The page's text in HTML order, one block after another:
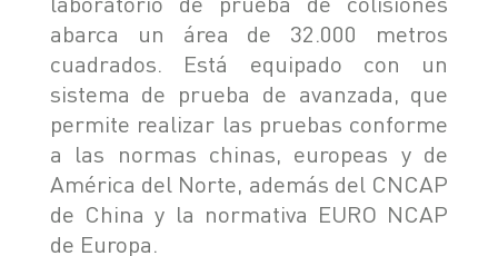
abarca un área de 32.000 metros
cuadrados. Está equipado con un
sistema de prueba de avanzada, que
permite realizar las pruebas conforme
a las normas chinas, europeas y de
América del Norte, además del CNCAP
de China y la normativa EURO NCAP
de Europa.